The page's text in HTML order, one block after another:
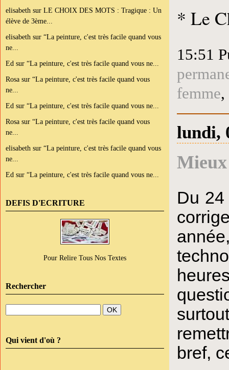
elisabeth sur LE CHOIX DES MOTS : Tragique : Un
élève de 3ème...
elisabeth sur “La peinture, c'est très facile quand vous
ne...
Ed sur “La peinture, c'est très facile quand vous ne...
Rosa sur “La peinture, c'est très facile quand vous
ne...
Ed sur “La peinture, c'est très facile quand vous ne...
Rosa sur “La peinture, c'est très facile quand vous
ne...
elisabeth sur “La peinture, c'est très facile quand vous
ne...
Ed sur “La peinture, c'est très facile quand vous ne...
DEFIS D'ECRITURE
Pour Relire Tous Nos Textes
Rechercher
Qui vient d'où ?
* Le
15:51
femme,
lundi,
Du
bref,